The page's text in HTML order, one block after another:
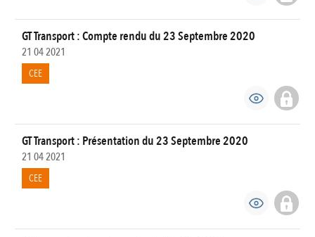
GT Transport : Compte rendu du 23 Septembre 2020
21 04 2021
CEE
GT Transport : Présentation du 23 Septembre 2020
21 04 2021
CEE